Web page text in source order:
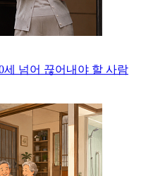
넘어 끊어내야 할 사람